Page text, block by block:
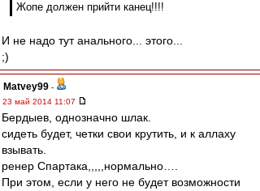
Жопе должен прийти канец!!!!
И не надо тут анального... этого...
;)
Matvey99 -
23 май 2014 11:07
Бердыев, однозначно шлак.
сидеть будет, четки свои крутить, и к аллаху
взывать.
ренер Спартака,,,,,нормально….
При этом, если у него не будет возможности